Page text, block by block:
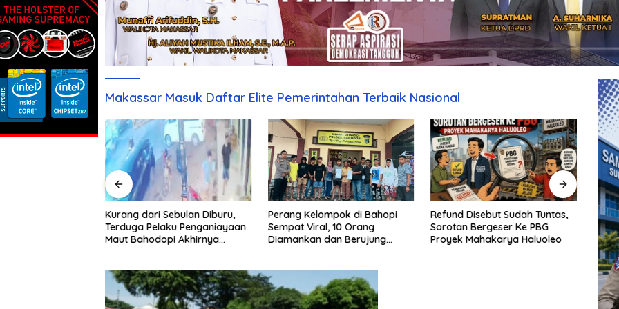
Makassar Masuk Daftar Elite Pemerintahan Terbaik Nasional
Kurang dari Sebulan Diburu,
Terduga Pelaku Penganiayaan
Maut Bahodopi Akhirnya
Perang Kelompok di Bahopi
Sempat Viral, 10 Orang
Diamankan dan Berujung
Refund Disebut Sudah Tuntas,
Sorotan Bergeser Ke PBG
Proyek Mahakarya Haluoleo